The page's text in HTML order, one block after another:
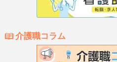
介護職コラム